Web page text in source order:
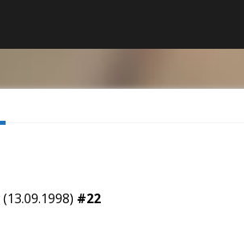
(13.09.1998) #22